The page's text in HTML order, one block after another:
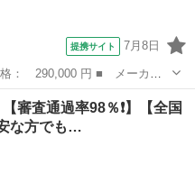
提携サイト 7月8日
■ グレード名： ＸＳスペ
数： 5D ■ ミッション： ...
【審査通過率98％❗️】【全国
な方でも…